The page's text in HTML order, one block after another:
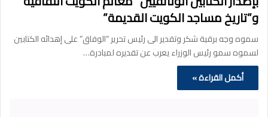
و”تاريخ مساجد الكويت القديمة”
سموه وجه برقية شكر وتقدير الى رئيس تحرير “الوفاق” على إهدائه الكتابين
لسموه سمو رئيس الوزراء يعرب عن تقديره لمبادرة…
أكمل القراءة »